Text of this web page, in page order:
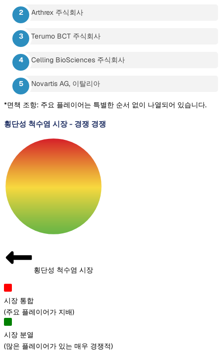
Arthrex 주식회사
Terumo BCT 주식회사
Celling BioSciences 주식회사
Novartis AG, 이탈리아
*면책 조항: 주요 플레이어는 특별한 순서 없이 나열되어 있습니다.
횡단성 척수염 시장- 경쟁 경쟁
횡단성 척수염 시장
시장 통합
(주요 플레이어가 지배)
시장 분열
(많은 플레이어가 있는 매우 경쟁적)